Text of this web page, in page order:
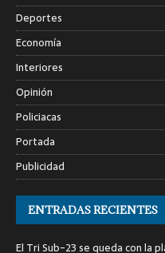
Deportes
Economía
Interiores
Opinión
Policiacas
Portada
Publicidad
ENTRADAS RECIENTES
El Tri Sub-23 se queda con la